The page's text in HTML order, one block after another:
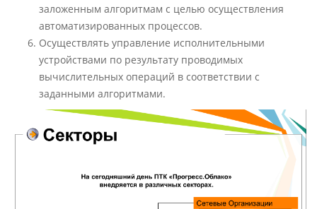
заложенным алгоритмам с целью осуществления
автоматизированных процессов.
Осуществлять управление исполнительными
устройствами по результату проводимых
вычислительных операций в соответствии с
заданными алгоритмами.